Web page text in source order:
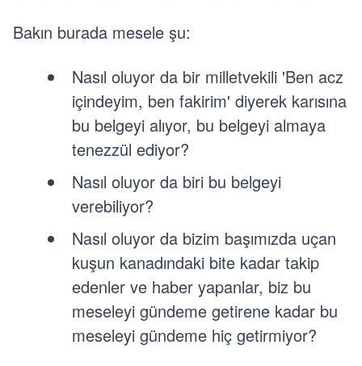
Bakın burada mesele şu:
Nasıl oluyor da bir milletvekili 'Ben acz
içindeyim, ben fakirim' diyerek karısına
bu belgeyi alıyor, bu belgeyi almaya
tenezzül ediyor?
Nasıl oluyor da biri bu belgeyi
verebiliyor?
Nasıl oluyor da bizim başımızda uçan
kuşun kanadındaki bite kadar takip
edenler ve haber yapanlar, biz bu
meseleyi gündeme getirene kadar bu
meseleyi gündeme hiç getirmiyor?